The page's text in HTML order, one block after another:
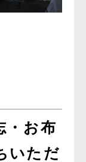
・お布
いただ